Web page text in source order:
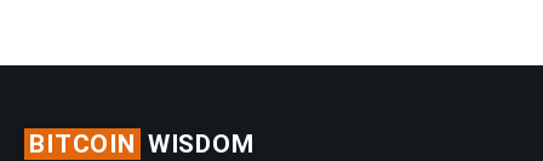
BITCOIN WISDOM